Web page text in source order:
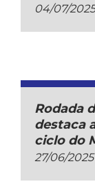
04/07/2025
Rodada
destaca
ciclo do
27/06/2025